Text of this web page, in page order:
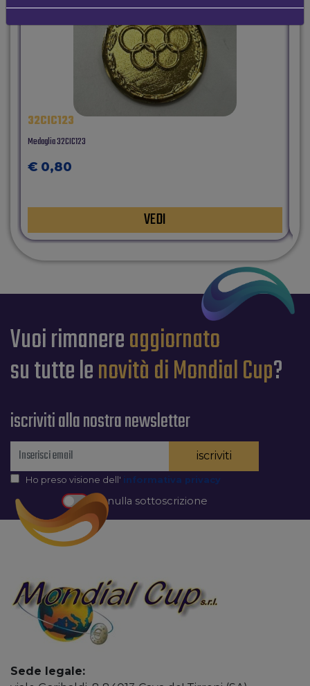
32CIC123
Medaglia 32CIC123
€ 0,80
VEDI
Vuoi rimanereaggiornato
su tutte lenovità di Mondial Cup?
iscriviti alla nostra newsletter
iscriviti
Ho preso visione dell' informativa privacy
Annulla sottoscrizione
Sede legale: